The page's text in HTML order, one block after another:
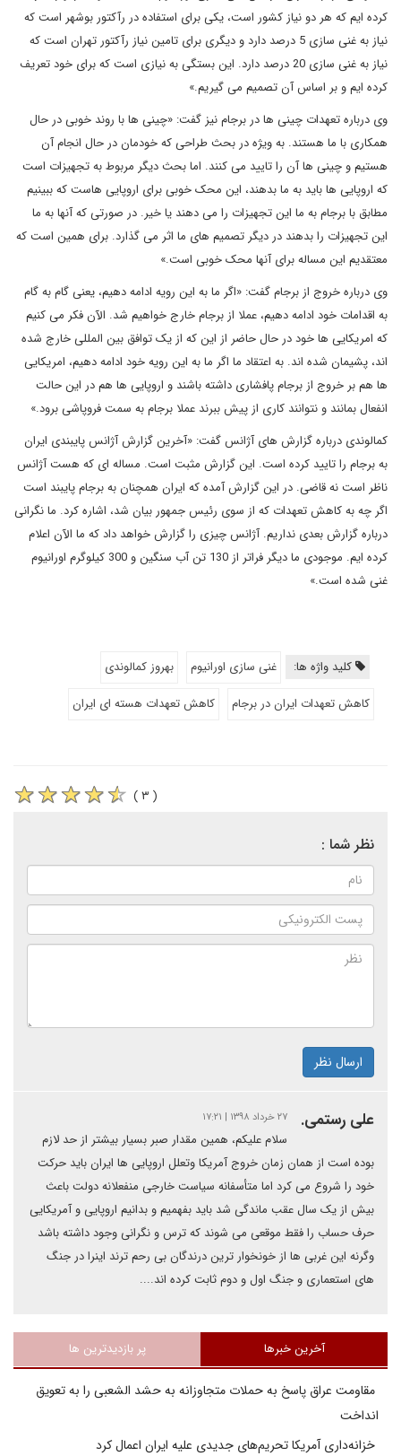
کرده ایم که هر دو نیاز کشور است، یکی برای استفاده در رآکتور بوشهر است که
نیاز به غنی سازی 5 درصد دارد و دیگری برای تامین نیاز رآکتور تهران است که
نیاز به غنی سازی 20 درصد دارد. این بستگی به نیازی است که برای خود تعریف
کرده ایم و بر اساس آن تصمیم می گیریم.»
وی درباره تعهدات چینی ها در برجام نیز گفت: «چینی ها با روند خوبی در حال
همکاری با ما هستند. به ویژه در بحث طراحی که خودمان در حال انجام آن
هستیم و چینی ها آن را تایید می کنند. اما بحث دیگر مربوط به تجهیزات است
که اروپایی ها باید به ما بدهند، این محک خوبی برای اروپایی هاست که ببینیم
مطابق با برجام به ما این تجهیزات را می دهند یا خیر. در صورتی که آنها به ما
این تجهیزات را بدهند در دیگر تصمیم های ما اثر می گذارد. برای همین است که
معتقدیم این مساله برای آنها محک خوبی است.»
وی درباره خروج از برجام گفت: «اگر ما به این رویه ادامه دهیم، یعنی گام به گام
به اقدامات خود ادامه دهیم، عملا از برجام خارج خواهیم شد. الآن فکر می کنیم
که امریکایی ها خود در حال حاضر از این که از یک توافق بین المللی خارج شده
اند، پشیمان شده اند. به اعتقاد ما اگر ما به این رویه خود ادامه دهیم، امریکایی
ها هم بر خروج از برجام پافشاری داشته باشند و اروپایی ها هم در این حالت
انفعال بمانند و نتوانند کاری از پیش ببرند عملا برجام به سمت فروپاشی برود.»
کمالوندی درباره گزارش های آژانس گفت: «آخرین گزارش آژانس پایبندی ایران
به برجام را تایید کرده است. این گزارش مثبت است. مساله ای که هست آژانس
ناظر است نه قاضی. در این گزارش آمده که ایران همچنان به برجام پایبند است
اگر چه به کاهش تعهدات که از سوی رئیس جمهور بیان شد، اشاره کرد. ما نگرانی
درباره گزارش بعدی نداریم. آژانس چیزی را گزارش خواهد داد که ما الآن اعلام
کرده ایم. موجودی ما دیگر فراتر از 130 تن آب سنگین و 300 کیلوگرم اورانیوم
غنی شده است.»
کلید واژه ها: غنی سازی اورانیوم
بهروز کمالوندی
کاهش تعهدات ایران در برجام
کاهش تعهدات هسته ای ایران
( ۳ )
نظر شما :
ارسال نظر
علی رستمی. ۲۷ خرداد ۱۳۹۸ | ۱۷:۲۱
سلام علیکم، همین مقدار صبر بسیار بیشتر از حد لازم
بوده است از همان زمان خروج آمریکا وتعلل اروپایی ها ایران باید حرکت
خود را شروع می کرد اما متأسفانه سیاست خارجی منفعلانه دولت باعث
بیش از یک سال عقب ماندگی شد باید بفهمیم و بدانیم اروپایی و آمریکایی
حرف حساب را فقط موقعی می شوند که ترس و نگرانی وجود داشته باشد
وگرنه این غربی ها از خونخوار ترین درندگان بی رحم ترند اینرا در جنگ
های استعماری و جنگ اول و دوم ثابت کرده اند....
آخرین خبرها پر بازدیدترین ها
مقاومت عراق پاسخ به حملات متجاوزانه به حشد الشعبی را به تعویق
انداخت
خزانه‌داری آمریکا تحریم‌های جدیدی علیه ایران اعمال کرد